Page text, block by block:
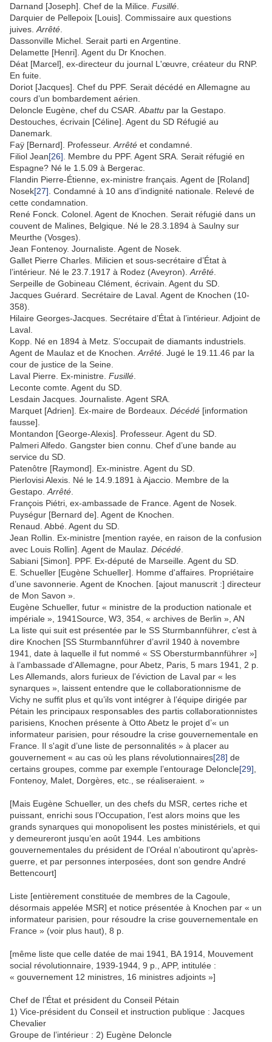
Darnand [Joseph]. Chef de la Milice. Fusillé
Darquier de Pellepoix [Louis]. Commissaire aux questions
juives. Arrêté
Dassonville Michel. Serait parti en Argentine.
Delamette [Henri]. Agent du Dr Knochen.
Déat [Marcel], ex-directeur du journal L'œuvre, créateur du RNP.
En fuite.
Doriot [Jacques]. Chef du PPF. Serait décédé en Allemagne au
cours d’un bombardement aérien.
Deloncle Eugène, chef du CSAR. Abattu par la Gestapo.
Destouches, écrivain [Céline]. Agent du SD Réfugié au
Danemark.
Faÿ [Bernard]. Professeur. Arrêté et condamné.
Filiol Jean[26] . Membre du PPF. Agent SRA. Serait réfugié en
Espagne? Né le 1.5.09 à Bergerac.
Flandin Pierre-Étienne, ex-ministre français. Agent de [Roland]
Nosek[27] . Condamné à 10 ans d’indignité nationale. Relevé de
cette condamnation.
René Fonck. Colonel. Agent de Knochen. Serait réfugié dans un
couvent de Malines, Belgique. Né le 28.3.1894 à Saulny sur
Meurthe (Vosges).
Jean Fontenoy. Journaliste. Agent de Nosek.
Gallet Pierre Charles. Milicien et sous-secrétaire d’État à
l’intérieur. Né le 23.7.1917 à Rodez (Aveyron). Arrêté
Serpeille de Gobineau Clément, écrivain. Agent du SD.
Jacques Guérard. Secrétaire de Laval. Agent de Knochen (10-
358).
Hilaire Georges-Jacques. Secrétaire d’État à l’intérieur. Adjoint de
Laval.
Kopp. Né en 1894 à Metz. S’occupait de diamants industriels.
Agent de Maulaz et de Knochen. Arrêté . Jugé le 19.11.46 par la
cour de justice de la Seine.
Laval Pierre. Ex-ministre. Fusillé
Leconte comte. Agent du SD.
Lesdain Jacques. Journaliste. Agent SRA.
Marquet [Adrien]. Ex-maire de Bordeaux. Décédé [information
fausse].
Montandon [George-Alexis]. Professeur. Agent du SD.
Palmeri Alfedo. Gangster bien connu. Chef d’une bande au
service du SD.
Patenôtre [Raymond]. Ex-ministre. Agent du SD.
Pierlovisi Alexis. Né le 14.9.1891 à Ajaccio. Membre de la
Gestapo. Arrêté
François Piétri, ex-ambassade de France. Agent de Nosek.
Puységur [Bernard de]. Agent de Knochen.
Renaud. Abbé. Agent du SD.
Jean Rollin. Ex-ministre [mention rayée, en raison de la confusion
avec Louis Rollin]. Agent de Maulaz. Décédé
Sabiani [Simon]. PPF. Ex-député de Marseille. Agent du SD.
E. Schueller [Eugène Schueller]. Homme d'affaires. Propriétaire
d’une savonnerie. Agent de Knochen. [ajout manuscrit :] directeur
de Mon Savon ».
Eugène Schueller, futur « ministre de la production nationale et
impériale », 1941Source, W3, 354, « archives de Berlin », AN
La liste qui suit est présentée par le SS Sturmbannführer, c’est à
dire Knochen [SS Sturmbannführer d’avril 1940 à novembre
1941, date à laquelle il fut nommé « SS Obersturmbannführer »]
à l’ambassade d'Allemagne, pour Abetz, Paris, 5 mars 1941, 2 p.
Les Allemands, alors furieux de l’éviction de Laval par « les
synarques », laissent entendre que le collaborationnisme de
Vichy ne suffit plus et qu’ils vont intégrer à l’équipe dirigée par
Pétain les principaux responsables des partis collaborationnistes
parisiens, Knochen présente à Otto Abetz le projet d’« un
informateur parisien, pour résoudre la crise gouvernementale en
France. Il s'agit d’une liste de personnalités » à placer au
gouvernement « au cas où les plans révolutionnaires[28] de
certains groupes, comme par exemple l’entourage Deloncle[29]
Fontenoy, Malet, Dorgères, etc., se réaliseraient. »
[Mais Eugène Schueller, un des chefs du MSR, certes riche et
puissant, enrichi sous l’Occupation, l’est alors moins que les
grands synarques qui monopolisent les postes ministériels, et qui
y demeureront jusqu’en août 1944. Les ambitions
gouvernementales du président de l’Oréal n’aboutiront qu’après-
guerre, et par personnes interposées, dont son gendre André
Bettencourt]
Liste [entièrement constituée de membres de la Cagoule,
désormais appelée MSR] et notice présentée à Knochen par « un
informateur parisien, pour résoudre la crise gouvernementale en
France » (voir plus haut), 8 p.
[même liste que celle datée de mai 1941, BA 1914, Mouvement
social révolutionnaire, 1939-1944, 9 p., APP, intitulée :
« gouvernement 12 ministres, 16 ministres adjoints »]
Chef de l’État et président du Conseil Pétain
1) Vice-président du Conseil et instruction publique : Jacques
Chevalier
Groupe de l’intérieur : 2) Eugène Deloncle